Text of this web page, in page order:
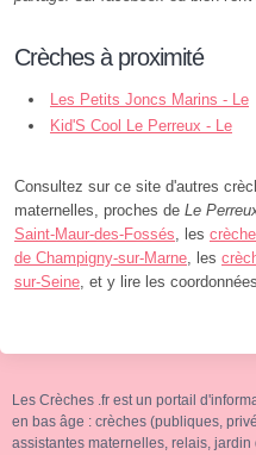
Crèches à proximité
Les Petits Joncs Marins - Le
Perreux-sur-Marne
Kid'S Cool Le Perreux - Le
Consultez sur ce site d'autres
maternelles, proches de Le
Saint-Maur-des-Fossés , les
de Champigny-sur-Marne , les
sur-Seine , et y lire les
Les Crèches .fr est un portail
en bas âge : crèches (publiques,
assistantes maternelles, relais,